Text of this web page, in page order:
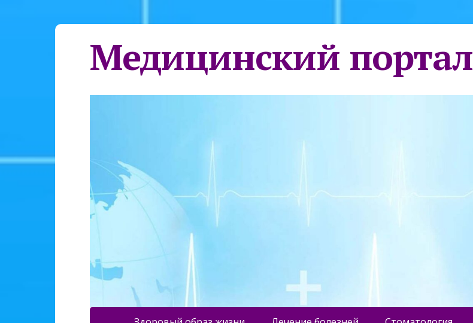
Медицинский портал